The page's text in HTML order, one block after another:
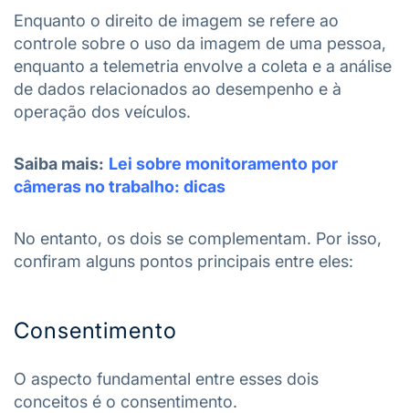
Enquanto o direito de imagem se refere ao
controle sobre o uso da imagem de uma pessoa,
enquanto a telemetria envolve a coleta e a análise
de dados relacionados ao desempenho e à
operação dos veículos.
Saiba mais: Lei sobre monitoramento por
câmeras no trabalho: dicas
No entanto, os dois se complementam. Por isso,
confiram alguns pontos principais entre eles:
Consentimento
O aspecto fundamental entre esses dois
conceitos é o consentimento.